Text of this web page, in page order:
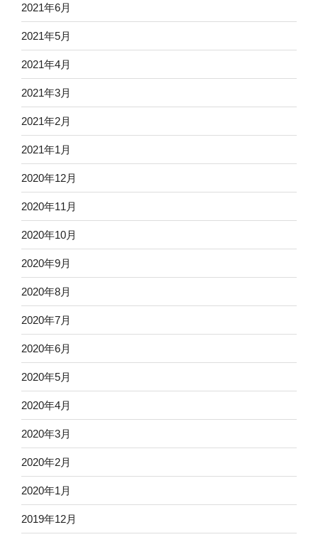
2021年6月
2021年5月
2021年4月
2021年3月
2021年2月
2021年1月
2020年12月
2020年11月
2020年10月
2020年9月
2020年8月
2020年7月
2020年6月
2020年5月
2020年4月
2020年3月
2020年2月
2020年1月
2019年12月